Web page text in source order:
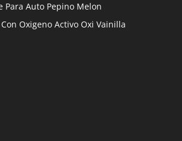
Para Auto Pepino Melon
Oxigeno Activo Oxi Vainilla